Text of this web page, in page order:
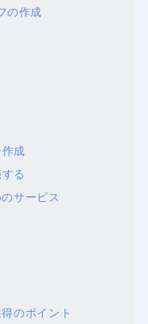
の作成
成
る
サービス
のポイント